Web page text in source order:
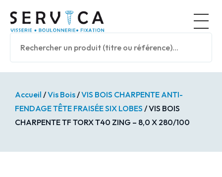
Accueil /Vis Bois/VIS BOIS CHARPENTE ANTI-
FENDAGE TÊTE FRAISÉE SIX LOBES / VIS BOIS
CHARPENTE TF TORX T40 ZING – 8,0 X 280/100